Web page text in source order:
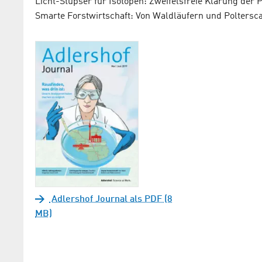
Smarte Forstwirtschaft: Von Waldläufern und
Adlershof Journal als PDF (8
MB)